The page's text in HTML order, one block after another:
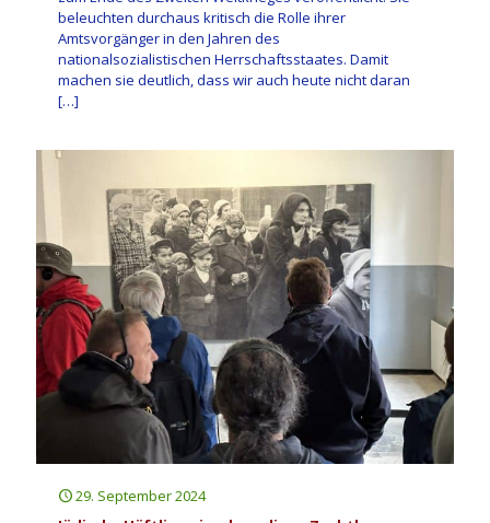
beleuchten durchaus kritisch die Rolle ihrer
Amtsvorgänger in den Jahren des
nationalsozialistischen Herrschaftsstaates. Damit
machen sie deutlich, dass wir auch heute nicht daran
[…]
29. September 2024